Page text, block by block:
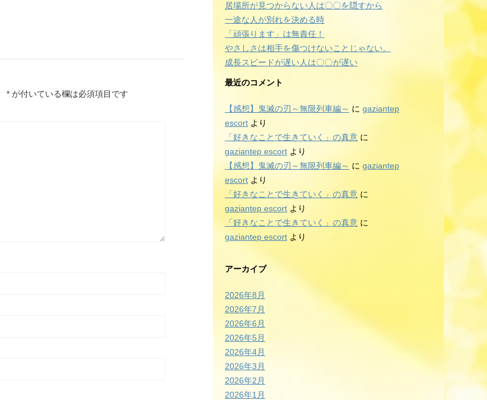
* が付いている欄は必須項目です
居場所が見つからない人は〇〇を隠すから
一途な人が別れを決める時
「頑張ります」は無責任！
やさしさは相手を傷つけないことじゃない。
成長スピードが遅い人は〇〇が遅い
最近のコメント
【感想】鬼滅の刃～無限列車編～ に gaziantep
escort より
「好きなことで生きていく」の真意 に
gaziantep escort より
【感想】鬼滅の刃～無限列車編～ に gaziantep
escort より
「好きなことで生きていく」の真意 に
gaziantep escort より
「好きなことで生きていく」の真意 に
gaziantep escort より
アーカイブ
2026年8月
2026年7月
2026年6月
2026年5月
2026年4月
2026年3月
2026年2月
2026年1月